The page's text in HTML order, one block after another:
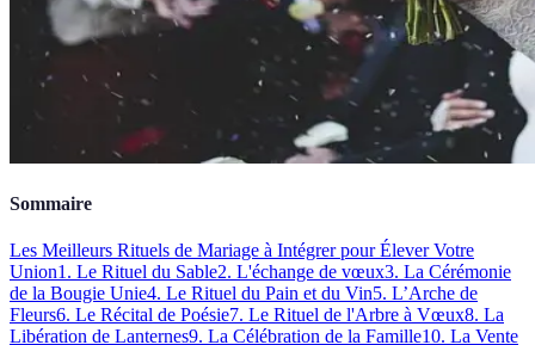
Sommaire
Les Meilleurs Rituels de Mariage à Intégrer pour Élever Votre
Union1. Le Rituel du Sable2. L'échange de vœux3. La Cérémonie
de la Bougie Unie4. Le Rituel du Pain et du Vin5. L’Arche de
Fleurs6. Le Récital de Poésie7. Le Rituel de l'Arbre à Vœux8. La
Libération de Lanternes9. La Célébration de la Famille10. La Vente